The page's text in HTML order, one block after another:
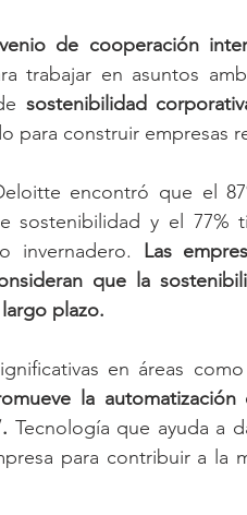
de cooperación
trabajar en asuntos
sostenibilidad
para construir empresas
encontró que el
sostenibilidad y el 77%
invernadero.
Las
que la
plazo.
en áreas
la
Tecnología que ayuda a
para contribuir a la